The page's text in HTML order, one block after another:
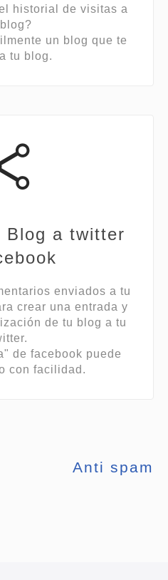
historial de visitas a
un blog que te
tu blog.
Blog a twitter
enviados a tu
crear una entrada y
de tu blog a tu
de facebook puede
con facilidad.
Anti spam